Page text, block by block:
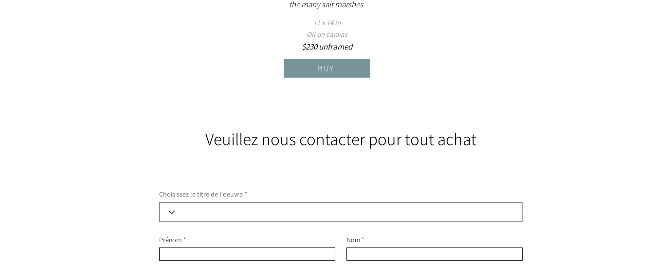
the many salt marshes.
11 x 14 in
Oil on canvas
$230 unframed
BUY
Veuillez nous contacter pour tout achat
Choisissez le titre de l'oeuvre
Prénom Nom